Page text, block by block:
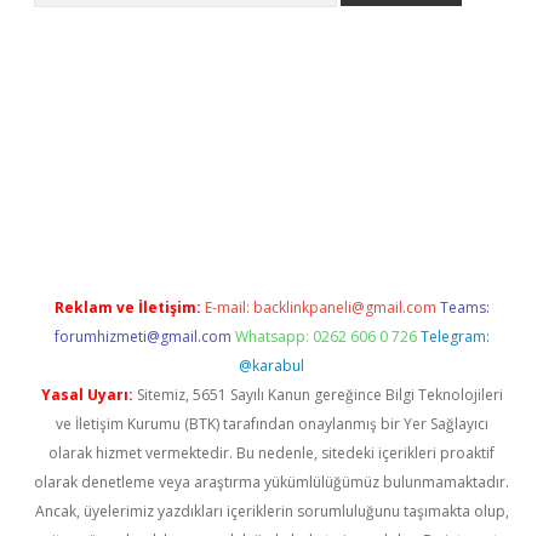
Reklam ve İletişim: E-mail: backlinkpaneli@gmail.com Teams:
forumhizmeti@gmail.com Whatsapp: 0262 606 0 726 Telegram:
@karabul
Yasal Uyarı: Sitemiz, 5651 Sayılı Kanun gereğince Bilgi Teknolojileri
ve İletişim Kurumu (BTK) tarafından onaylanmış bir Yer Sağlayıcı
olarak hizmet vermektedir. Bu nedenle, sitedeki içerikleri proaktif
olarak denetleme veya araştırma yükümlülüğümüz bulunmamaktadır.
Ancak, üyelerimiz yazdıkları içeriklerin sorumluluğunu taşımakta olup,